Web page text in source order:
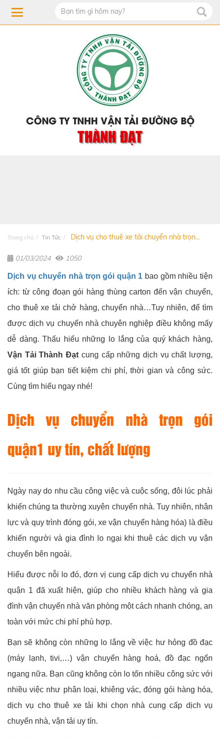
CÔNG TY TNHH VẬN TẢI ĐƯỜNG BỘ
THÀNH ĐẠT
Trang chủ Tin Tức Dịch vụ cho thuê xe tải chuyển nhà trọn...
01/03/2024 1050
Dịch vụ chuyển nhà trọn gói quận 1 bao gồm nhiều tiện
ích: từ công đoạn gói hàng thùng carton đến vận chuyển,
cho thuê xe tải chở hàng, chuyển nhà…Tuy nhiên, để tìm
được dịch vụ chuyển nhà chuyên nghiệp điều không mấy
dễ dàng. Thấu hiểu những lo lắng của quý khách hàng,
Vận Tải Thành Đạt cung cấp những dịch vụ chất lượng,
giá tốt giúp bạn tiết kiệm chi phí, thời gian và công sức.
Cùng tìm hiểu ngay nhé!
Dịch vụ chuyển nhà trọn gói
quận1 uy tín, chất lượng
Ngày nay do nhu cầu công việc và cuộc sống, đôi lúc phải
khiến chúng ta thường xuyên chuyển nhà. Tuy nhiên, nhân
lực và quy trình đóng gói, xe vận chuyển hàng hóa) là điều
khiến người và gia đình lo ngại khi thuê các dịch vụ vận
chuyển bên ngoài.
Hiểu được nỗi lo đó, đơn vị cung cấp dịch vụ chuyển nhà
quận 1 đã xuất hiện, giúp cho nhiều khách hàng và gia
đình vận chuyển nhà văn phòng một cách nhanh chóng, an
toàn với mức chi phí phù hợp.
Bạn sẽ không còn những lo lắng về việc hư hỏng đồ đạc
(máy lạnh, tivi,…) vận chuyển hàng hoá, đồ đạc ngổn
ngang nữa. Bạn cũng không còn lo tốn nhiều công sức với
nhiều việc như phân loại, khiêng vác, đóng gói hàng hóa,
dịch vụ cho thuê xe tải khi chọn nhà cung cấp dịch vụ
chuyển nhà, vận tải uy tín.